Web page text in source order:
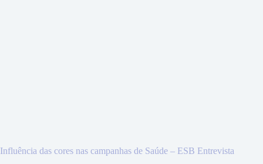
Influência das cores nas campanhas de Saúde – ESB Entrevista